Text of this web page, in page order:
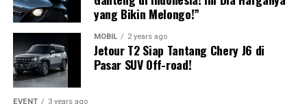
cuaca tropis yang sudah sangat dikenal oleh pembalap
nasional.
Namun, keuntungan tersebut tidak otomatis menjamin
hasil maksimal. Persaingan tetap ditentukan oleh
kesiapan motor, strategi tim, konsistensi pembalap,
dampak kecelakaan dapat diminimalkan.
Keselamatan Aktif Menjadi Standar
Kendaraan Masa Depan
yang Bikin Melongo!”
MOBIL 2 years ago
Jetour T2 Siap Tantang Chery J6 di
Pasar SUV Off-road!
EVENT 3 years ago